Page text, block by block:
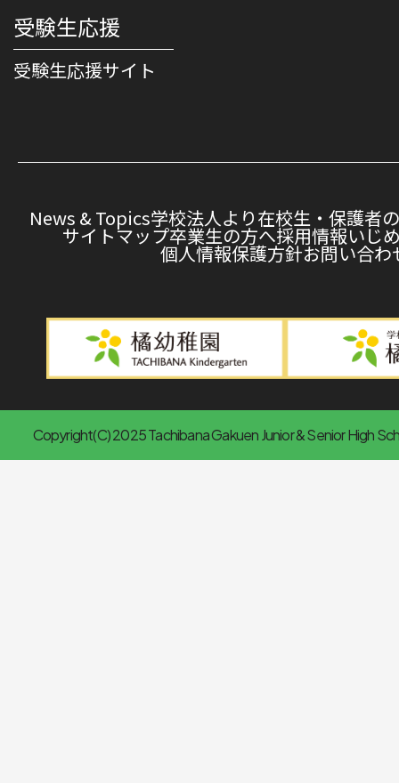
受験生応援
受験⽣応援サイト
News & Topics学校法人より在校生・保護者
サイトマップ卒業生の方へ採用情報いじ
個人情報保護方針お問い合わ
Copyright(C) 2025 Tachibana Gakuen Junior & Senior High